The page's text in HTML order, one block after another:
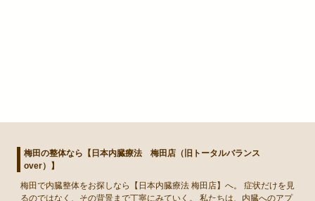
梅田の整体なら【日本内臓療法 梅田店（旧トータルバランス
over）】
梅田で内臓整体をお探しなら【日本内臓療法 梅田店】へ。 症状だけを見
るのではなく、その背景まで丁寧にみていく。 私たちは、内臓へのアプ